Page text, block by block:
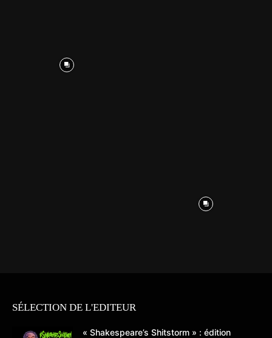
SÉLECTION DE L'EDITEUR
« Shakespeare’s Shitstorm » : édition